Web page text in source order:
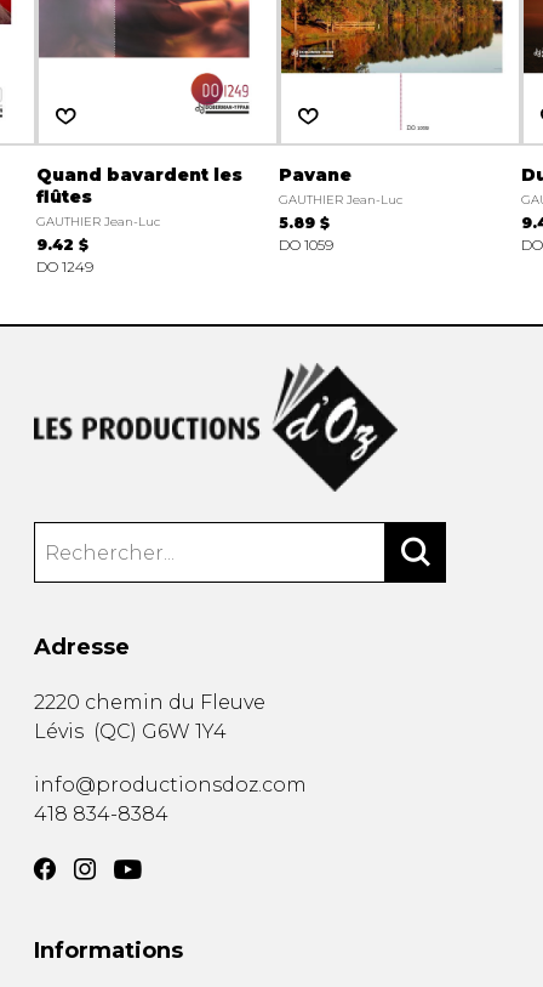
Quand bavardent les
flûtes
GAUTHIER Jean-Luc
9.42 $
DO 1249
Pavane
GAUTHIER Jean-Luc
5.89 $
DO 1059
Adresse
2220 chemin du Fleuve
Lévis (QC) G6W 1Y4
info@productionsdoz.com
418 834-8384
Informations